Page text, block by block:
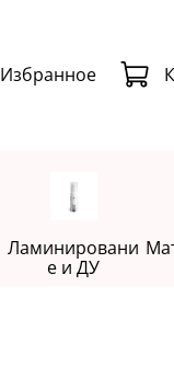
Избранное
Ламинировани
е и ДУ